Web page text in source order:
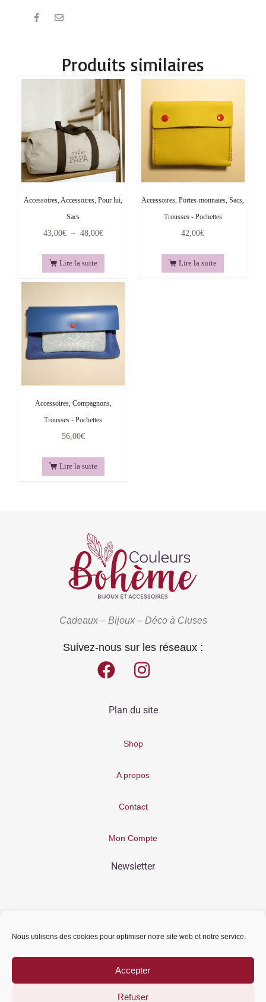
Nous utilisons des cookies pour optimiser notre site web et notre service.
Accepter
Refuser
Produits similaires
Accessoires, Accessoires, Pour lui,
Sacs
43,00€ – 48,00€
Lire la suite
Accessoires, Portes-monnaies, Sacs,
Trousses - Pochettes
42,00€
Lire la suite
Accessoires, Compagnons,
Trousses - Pochettes
56,00€
Lire la suite
Cadeaux – Bijoux – Déco à Cluses
Suivez-nous sur les réseaux :
Plan du site
Shop
A propos
Contact
Mon Compte
Newsletter